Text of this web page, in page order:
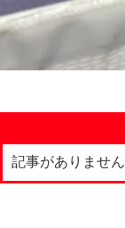
記事がありません